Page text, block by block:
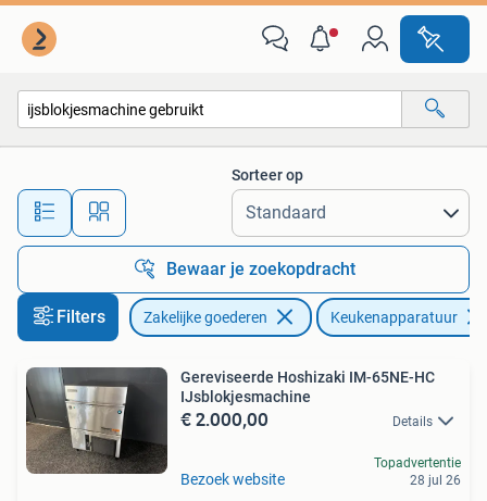
Alle afstanden…
Sorteer op
Bewaar je zoekopdracht
Filters Zakelijke goederen Keukenapparatuur
Gereviseerde Hoshizaki IM-65NE-HC
IJsblokjesmachine
€ 2.000,00 Details
Bezoek website
Topadvertentie
28 jul 26